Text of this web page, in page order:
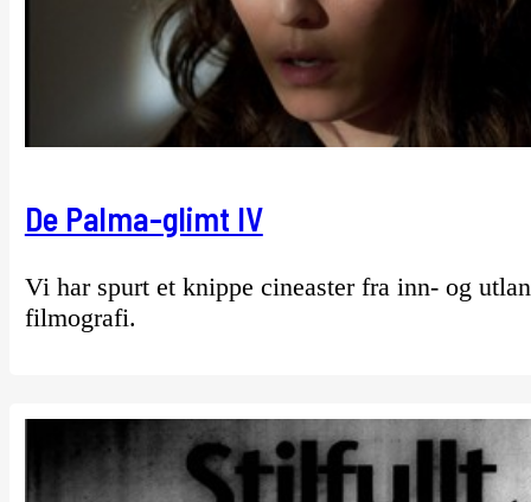
De Palma-glimt IV
Vi har spurt et knippe cineaster fra inn- og
filmografi.